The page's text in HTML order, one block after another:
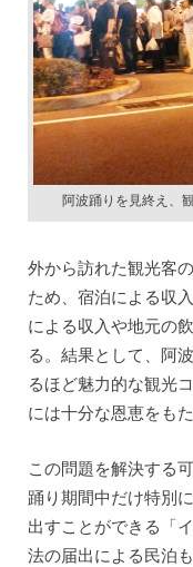
阿波踊りを見終え、
外から訪れた観光客
ため、宿泊による収
による収入や地元の
る。結果として、阿
るほど魅力的な観光
には十分な恩恵をも
この問題を解決する
踊り期間中だけ特別
出すことができる「
法の届出による民泊も